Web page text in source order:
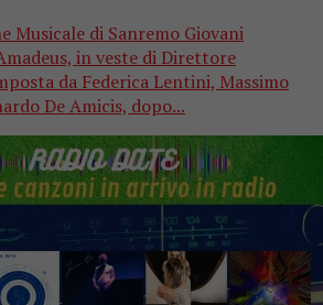
Musicale di Sanremo Giovani
in veste di Direttore
da Federica Lentini, Massimo
De Amicis, dopo...